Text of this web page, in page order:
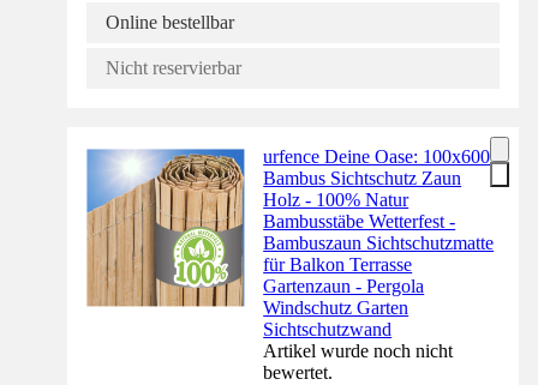
Online bestellbar
Nicht reservierbar
urfence Deine Oase: 100x600
Bambus Sichtschutz Zaun
Holz - 100% Natur
Bambusstäbe Wetterfest -
Bambuszaun Sichtschutzmatte
für Balkon Terrasse
Gartenzaun - Pergola
Windschutz Garten
Sichtschutzwand
Artikel wurde noch nicht
bewertet.